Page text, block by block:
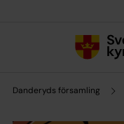
Danderyds församling